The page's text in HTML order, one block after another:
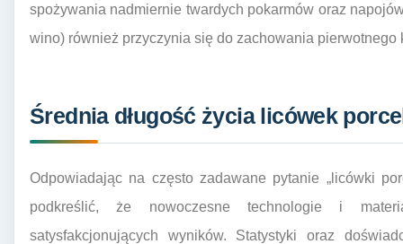
spożywania nadmiernie twardych pokarmów oraz
wino) również przyczynia się do zachowania
Średnia długość życia licówek
Odpowiadając na często zadawane pytanie „licówki
podkreślić, że nowoczesne technologie i
satysfakcjonujących wyników. Statystyki oraz